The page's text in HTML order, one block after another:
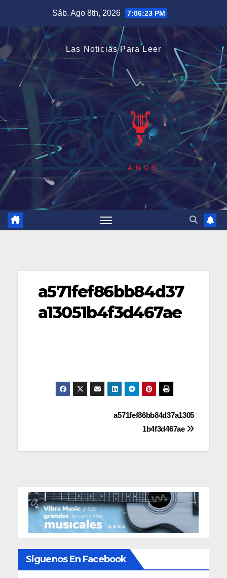
contenido
Sáb. Ago 8th, 2026 7:06:23 PM
Las Noticias Para Leer
a571fef86bb84d37
a13051b4f3d467ae
Navegacióna571fef86bb84d37a1305
1b4f3d467ae
Siguenos En Facebook